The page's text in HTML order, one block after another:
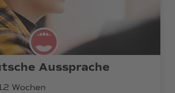
Aussprache
Wochen